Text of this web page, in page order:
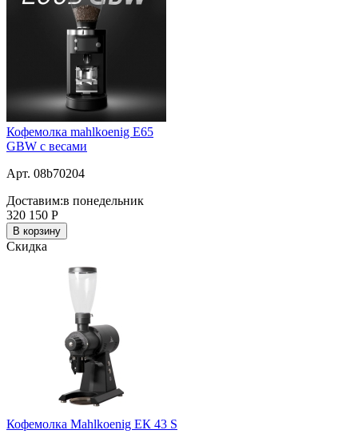
Кофемолка mahlkoenig E65
GBW с весами
Арт. 08b70204
Доставим:в понедельник
320 150 Р
В корзину
Скидка
Кофемолка Mahlkoenig ЕК 43 S